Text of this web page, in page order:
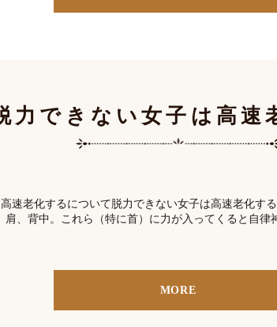
力できない女子は高速
速老化するについて脱力できない女子は高速老化す
肩、背中。これら（特に首）に力が入ってくると自
MORE